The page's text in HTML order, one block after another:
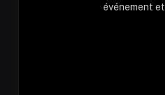
événement